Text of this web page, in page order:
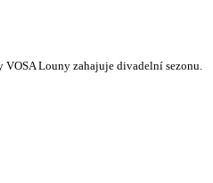
Louny zahajuje divadelní sezonu.